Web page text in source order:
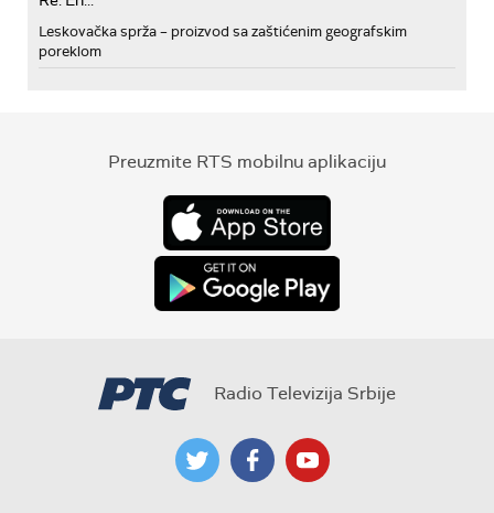
Leskovačka sprža – proizvod sa zaštićenim geografskim
poreklom
Preuzmite RTS mobilnu aplikaciju
Radio Televizija Srbije